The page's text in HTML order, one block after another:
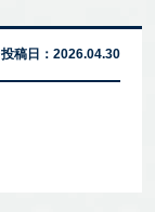
投稿日： 2026.04.30